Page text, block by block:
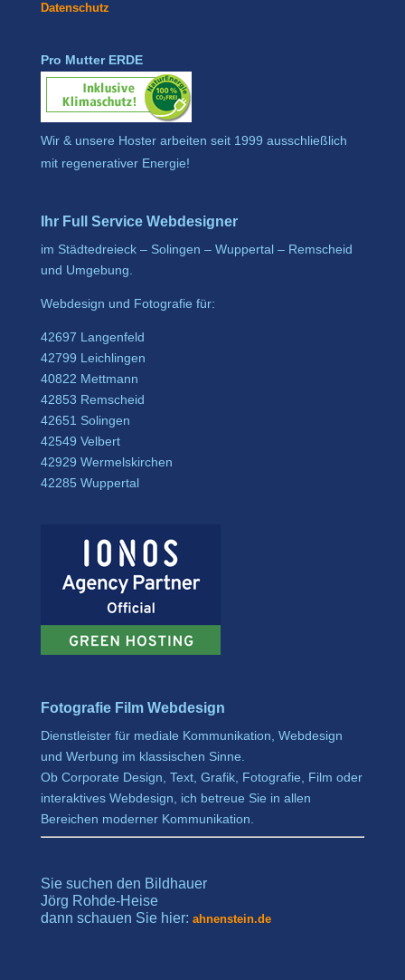
Datenschutz
Pro Mutter ERDE
Wir & unsere Hoster arbeiten seit 1999 ausschließlich
mit regenerativer Energie!
Ihr Full Service Webdesigner
im Städtedreieck – Solingen – Wuppertal – Remscheid
und Umgebung.
Webdesign und Fotografie für:
42697 Langenfeld
42799 Leichlingen
40822 Mettmann
42853 Remscheid
42651 Solingen
42549 Velbert
42929 Wermelskirchen
42285 Wuppertal
Fotografie Film Webdesign
Dienstleister für mediale Kommunikation, Webdesign
und Werbung im klassischen Sinne.
Ob Corporate Design, Text, Grafik, Fotografie, Film oder
interaktives Webdesign, ich betreue Sie in allen
Bereichen moderner Kommunikation.
Sie suchen den Bildhauer
Jörg Rohde-Heise
dann schauen Sie hier: ahnenstein.de